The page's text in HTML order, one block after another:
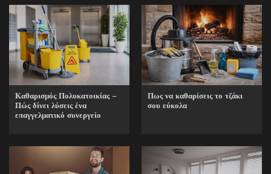
Καθαρισμός Πολυκατοικίας –
Πώς δίνει λύσεις ένα
επαγγελματικό συνεργείο
Πως να καθαρίσεις το τζάκι
σου εύκολα